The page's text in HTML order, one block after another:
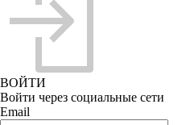
ВОЙТИ
Войти через социальные сети
Email